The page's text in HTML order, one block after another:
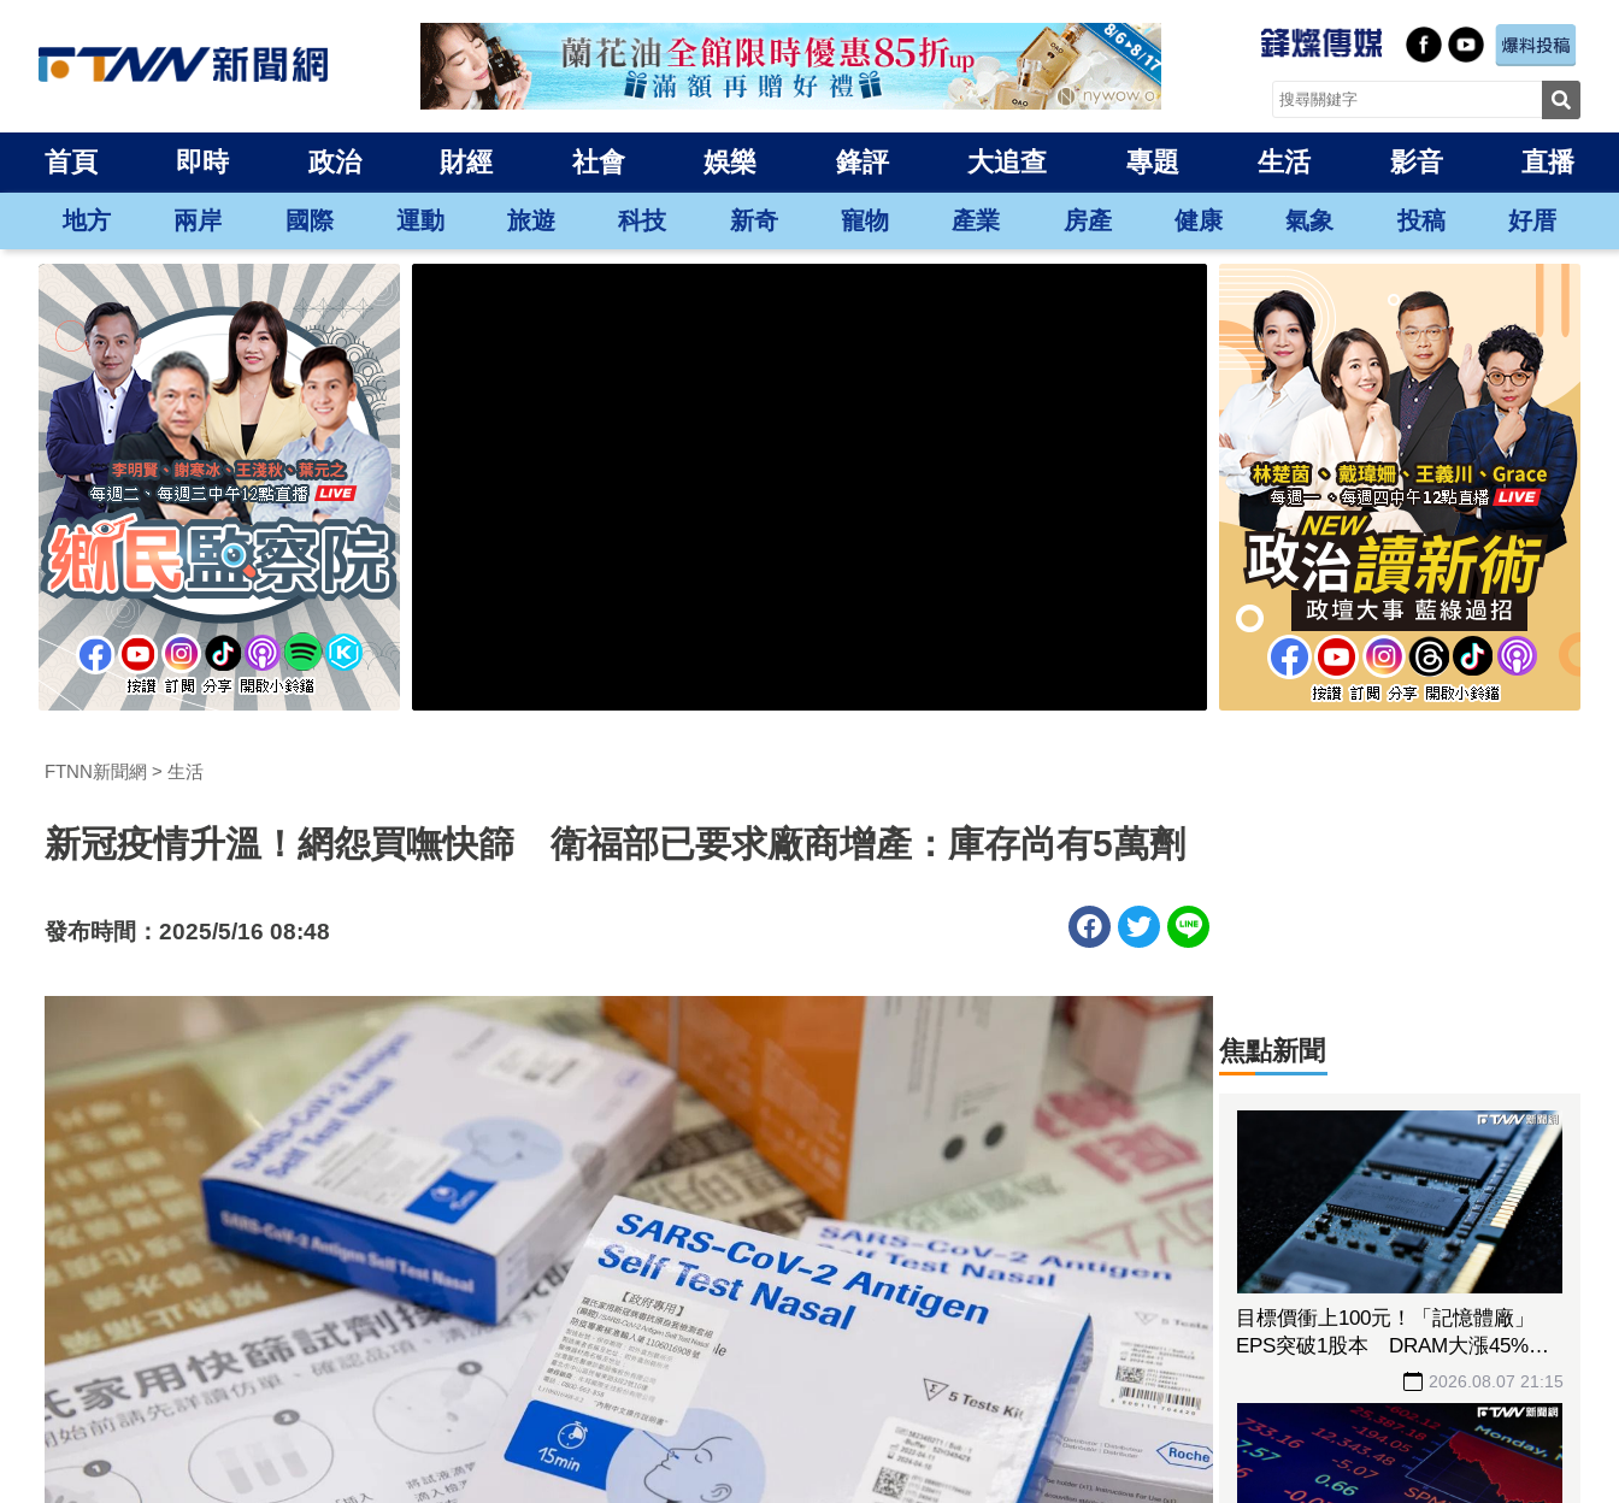
首頁 即時 政治 財經 社會 娛樂 鋒評 大追查 專題 生活 影音 直播
地方 兩岸 國際 運動 旅遊 科技 新奇 寵物 產業 房產 健康 氣象 投稿 好厝
FTNN新聞網 生活
新冠疫情升溫！網怨買嘸快篩 衛福部已要求廠商增產：庫存尚有5萬劑
發布時間：2025/5/16 08:48
焦點新聞
目標價衝上100元！「記憶體廠」
EPS突破1股本 DRAM大漲45%＋
合作美光獲利迎轉機 2026.08.07 21:15